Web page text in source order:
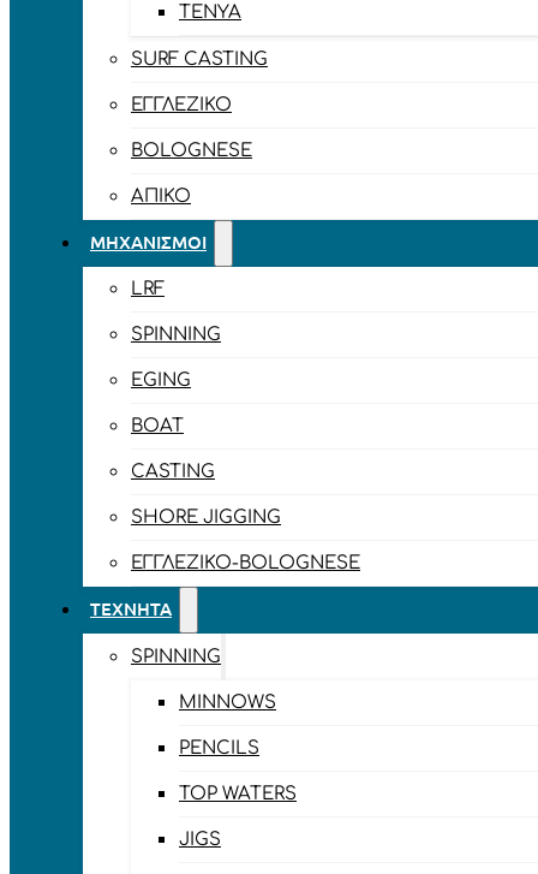
TENYA
SURF CASTING
ΕΓΓΛΈΖΙΚΟ
BOLOGNESE
ΑΠΊΚΟ
ΜΗΧΑΝΙΣΜΟΊ
LRF
SPINNING
EGING
BOAT
CASTING
SHORE JIGGING
ΕΓΓΛΈΖΙΚΟ-BOLOGNESE
ΤΕΧΝΗΤΆ
SPINNING
MINNOWS
PENCILS
TOP WATERS
JIGS